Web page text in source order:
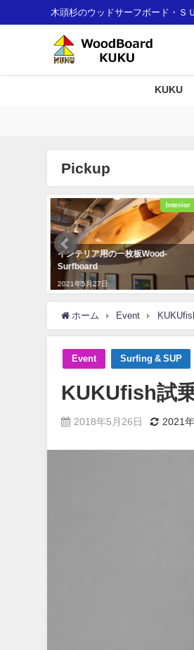
木頭杉のウッドサーフボード・Ｓ
KUKU
Pickup
Interior
ア用の一枚板Wood-
KUKU
ホーム Event
Event Surfing & SUP
KUKUfish試
2018年5月26日 2021